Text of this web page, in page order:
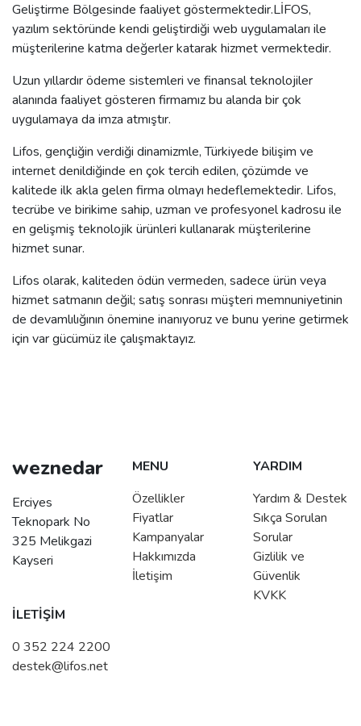
Geliştirme Bölgesinde faaliyet göstermektedir.LİFOS,
yazılım sektöründe kendi geliştirdiği web uygulamaları ile
müşterilerine katma değerler katarak hizmet vermektedir.
Uzun yıllardır ödeme sistemleri ve finansal teknolojiler
alanında faaliyet gösteren firmamız bu alanda bir çok
uygulamaya da imza atmıştır.
Lifos, gençliğin verdiği dinamizmle, Türkiyede bilişim ve
internet denildiğinde en çok tercih edilen, çözümde ve
kalitede ilk akla gelen firma olmayı hedeflemektedir. Lifos,
tecrübe ve birikime sahip, uzman ve profesyonel kadrosu ile
en gelişmiş teknolojik ürünleri kullanarak müşterilerine
hizmet sunar.
Lifos olarak, kaliteden ödün vermeden, sadece ürün veya
hizmet satmanın değil; satış sonrası müşteri memnuniyetinin
de devamlılığının önemine inanıyoruz ve bunu yerine getirmek
için var gücümüz ile çalışmaktayız.
weznedar
Erciyes
Teknopark No
325 Melikgazi
Kayseri
MENU
Özellikler
Fiyatlar
Kampanyalar
Hakkımızda
İletişim
YARDIM
Yardım & Destek
Sıkça Sorulan
Sorular
Gizlilik ve
Güvenlik
KVKK
İLETİŞİM
0 352 224 2200
destek@lifos.net